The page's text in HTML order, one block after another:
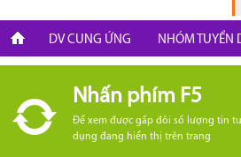
DV CUNG ỨNG NHÓM TUYỂN
Nhấn phím F5
Để xem được gấp đôi số lượng tin
dụng đang hiển thị trên trang